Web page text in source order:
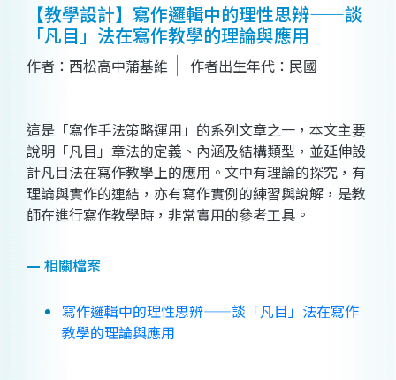
【教學設計】寫作邏輯中的理性思辨——談
「凡目」法在寫作教學的理論與應用
作者：西松高中蒲基維 作者出生年代：民國
這是「寫作手法策略運用」的系列文章之一，本文主要
說明「凡目」章法的定義、內涵及結構類型，並延伸設
計凡目法在寫作教學上的應用。文中有理論的探究，有
理論與實作的連結，亦有寫作實例的練習與說解，是教
師在進行寫作教學時，非常實用的參考工具。
相關檔案
寫作邏輯中的理性思辨——談「凡目」法在寫作
教學的理論與應用